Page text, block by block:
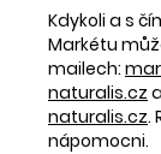
Kdykoli a s
Markétu
mailech:
naturalis.cz a
naturalis.cz.
nápomocni.